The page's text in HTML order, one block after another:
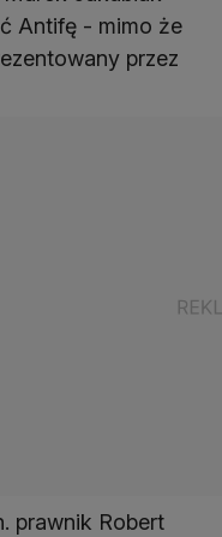
Antifę - mimo że
przez
prawnik Robert